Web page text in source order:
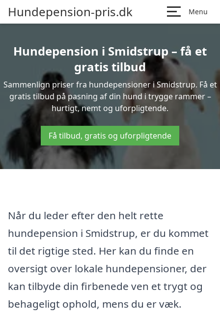
Hundepension-pris.dk Menu
Hundepension i Smidstrup – få et
gratis tilbud
Sammenlign priser fra hundepensioner i Smidstrup. Få et
gratis tilbud på pasning af din hund i trygge rammer –
hurtigt, nemt og uforpligtende.
Få tilbud, gratis og uforpligtende
Når du leder efter den helt rette
hundepension i Smidstrup, er du kommet
til det rigtige sted. Her kan du finde en
oversigt over lokale hundepensioner, der
kan tilbyde din firbenede ven et trygt og
behageligt ophold, mens du er væk.